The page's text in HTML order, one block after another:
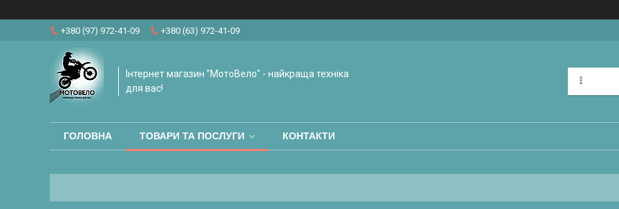
+380 (97) 972-41-09 +380 (63) 972-41-09
Інтернет магазин "МотоВело" - найкраща техніка
для вас!
ГОЛОВНА ТОВАРИ ТА ПОСЛУГИ КОНТАКТИ